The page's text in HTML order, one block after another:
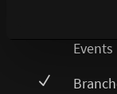
Events
N